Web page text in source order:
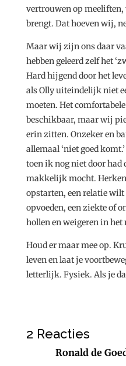
vertrouwen op meeliften,
brengt. Dat hoeven wij,
Maar wij zijn ons daar
hebben geleerd zelf het
Hard hijgend door het
als Olly uiteindelijk niet
moeten. Het
beschikbaar, maar wij
erin zitten. Onzeker en
allemaal ‘niet goed
toen ik nog niet door had
makkelijk mocht.
opstarten, een relatie
opvoeden, een ziekte of
hollen en weigeren in het
Houd er maar mee op.
leven en laat je
letterlijk. Fysiek. Als je
2 Reacties
Ronald de